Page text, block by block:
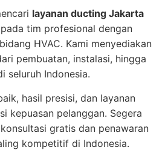
layanan ducting Jakarta
tim profesional dengan
HVAC. Kami menyediakan
pembuatan, instalasi, hingga
seluruh Indonesia.
hasil presisi, dan layanan
kepuasan pelanggan. Segera
gratis dan penawaran
kompetitif di Indonesia.